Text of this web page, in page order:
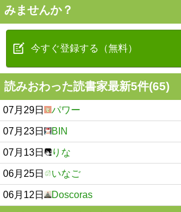
みませんか？
今すぐ登録する（無料）
読みおわった読書家最新5件(65)
07月29日 パワー
07月23日 BIN
07月13日 りな
06月25日 いなご
06月12日 Doscoras